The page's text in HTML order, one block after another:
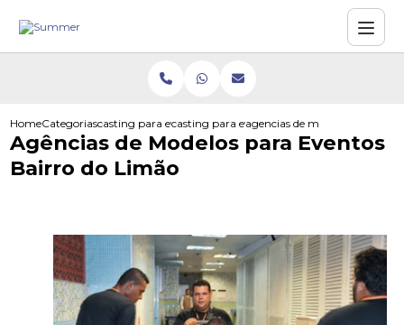
HomeCategoriascasting para eventoscasting para eventos corporativos
agencias de modelos para
Agências de Modelos para Eventos
Bairro do Limão